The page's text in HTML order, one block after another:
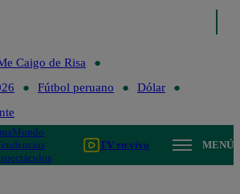
Caigo de Risa
Fútbol peruano
Dólar
Mundo
TV en vivo MENÚ